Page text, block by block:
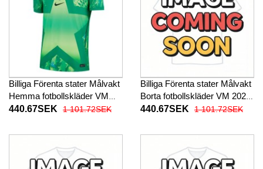
Billiga Förenta stater Målvakt
Hemma fotbollskläder VM
2026 Kortärmad
440.67SEK 1 101.72SEK
Billiga Förenta stater Målvakt
Borta fotbollskläder VM 2026
Kortärmad
440.67SEK 1 101.72SEK